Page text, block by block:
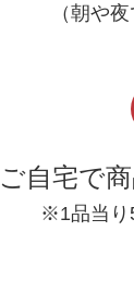
（朝や
ご自宅で
※1品当り